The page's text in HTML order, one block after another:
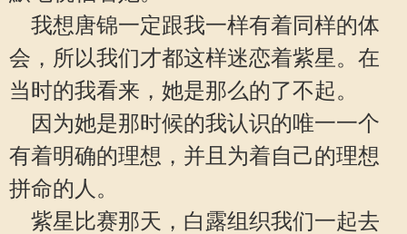
我想唐锦一定跟我一样有着同样的体
会，所以我们才都这样迷恋着紫星。在
当时的我看来，她是那么的了不起。
因为她是那时候的我认识的唯一一个
有着明确的理想，并且为着自己的理想
拼命的人。
紫星比赛那天，白露组织我们一起去